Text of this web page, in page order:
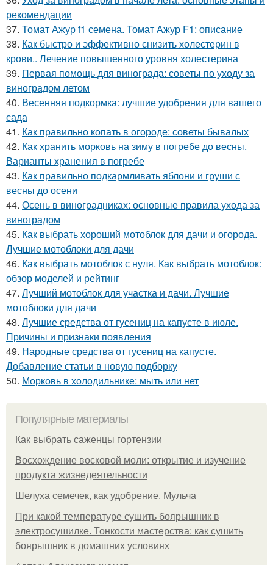
рекомендации
37. Томат Ажур f1 семена. Томат Ажур F1: описание
38. Как быстро и эффективно снизить холестерин в
крови.. Лечение повышенного уровня холестерина
39. Первая помощь для винограда: советы по уходу за
виноградом летом
40. Весенняя подкормка: лучшие удобрения для вашего
сада
41. Как правильно копать в огороде: советы бывалых
42. Как хранить морковь на зиму в погребе до весны.
Варианты хранения в погребе
43. Как правильно подкармливать яблони и груши с
весны до осени
44. Осень в виноградниках: основные правила ухода за
виноградом
45. Как выбрать хороший мотоблок для дачи и огорода.
Лучшие мотоблоки для дачи
46. Как выбрать мотоблок с нуля. Как выбрать мотоблок:
обзор моделей и рейтинг
47. Лучший мотоблок для участка и дачи. Лучшие
мотоблоки для дачи
48. Лучшие средства от гусениц на капусте в июле.
Причины и признаки появления
49. Народные средства от гусениц на капусте.
Добавление статьи в новую подборку
50. Морковь в холодильнике: мыть или нет
Популярные материалы
Как выбрать саженцы гортензии
Восхождение восковой моли: открытие и изучение
продукта жизнедеятельности
Шелуха семечек, как удобрение. Мульча
При какой температуре сушить боярышник в
электросушилке. Тонкости мастерства: как сушить
боярышник в домашних условиях